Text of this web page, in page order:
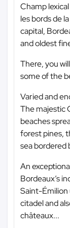
Champ lexical
les bords de
capital,
and oldest
There, you
some of the
Varied and
The majestic
beaches
forest pines,
sea bordered
An
Bordeaux’s
Saint-Émilion
citadel and
châteaux...